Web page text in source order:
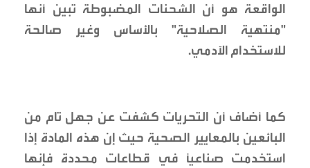
الواقعة هو أن الشحنات المضبوطة تبين أنها
"منتهية الصلاحية" بالأساس وغير صالحة
للاستخدام الآدمي.
كما أضاف أن التحريات كشفت عن جهل تام من
البائعين بالمعايير الصحية حيث إن هذه المادة إذا
استخدمت صناعياً في قطاعات محددة فإنها